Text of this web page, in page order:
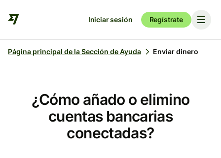
Iniciar sesión Regístrate
Página principal de la Sección de Ayuda Enviar dinero
¿Cómo añado o elimino
cuentas bancarias
conectadas?